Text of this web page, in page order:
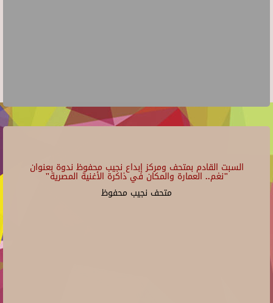
السبت القادم بمتحف ومركز إبداع نجيب محفوظ ندوة بعنوان
"نغم.. العمارة والمكان في ذاكرة الأغنية المصرية"
متحف نجيب محفوظ